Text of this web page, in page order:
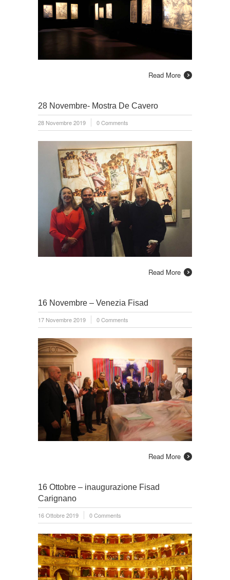
Read More
28 Novembre- Mostra De Cavero
28 Novembre 2019 0 Comments
Read More
16 Novembre – Venezia Fisad
17 Novembre 2019 0 Comments
Read More
16 Ottobre – inaugurazione Fisad
Carignano
16 Ottobre 2019 0 Comments